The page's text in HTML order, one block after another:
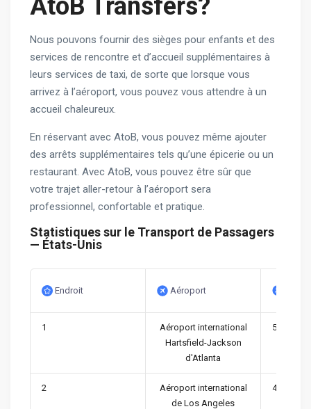
АtoB Transfers?
Nous pouvons fournir des sièges pour enfants et des
services de rencontre et d’accueil supplémentaires à
leurs services de taxi, de sorte que lorsque vous
arrivez à l’aéroport, vous pouvez vous attendre à un
accueil chaleureux.
En réservant avec AtoB, vous pouvez même ajouter
des arrêts supplémentaires tels qu’une épicerie ou un
restaurant. Avec AtoB, vous pouvez être sûr que
votre trajet aller-retour à l’aéroport sera
professionnel, confortable et pratique.
Statistiques sur le Transport de Passagers
— États-Unis
Endroit Aéroport
1
Aéroport international
Hartsfield-Jackson
d'Atlanta
2
Aéroport international
de Los Angeles